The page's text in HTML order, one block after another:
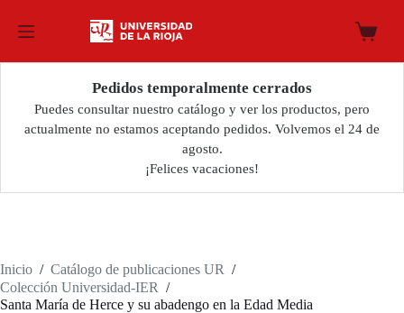
contenido
Carro
Pedidos temporalmente cerrados
Puedes consultar nuestro catálogo y ver los productos, pero
actualmente no estamos aceptando pedidos. Volvemos el 24 de
agosto.
¡Felices vacaciones!
Inicio / Catálogo de publicaciones UR /
Colección Universidad-IER /
Santa María de Herce y su abadengo en la Edad Media